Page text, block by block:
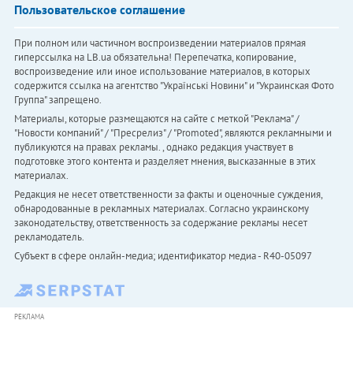
Пользовательское соглашение
При полном или частичном воспроизведении материалов прямая
гиперссылка на LB.ua обязательна! Перепечатка, копирование,
воспроизведение или иное использование материалов, в которых
содержится ссылка на агентство "Українськi Новини" и "Украинская Фото
Группа" запрещено.
Материалы, которые размещаются на сайте с меткой "Реклама" /
"Новости компаний" / "Пресрелиз" / "Promoted", являются рекламными и
публикуются на правах рекламы. , однако редакция участвует в
подготовке этого контента и разделяет мнения, высказанные в этих
материалах.
Редакция не несет ответственности за факты и оценочные суждения,
обнародованные в рекламных материалах. Согласно украинскому
законодательству, ответственность за содержание рекламы несет
рекламодатель.
Субъект в сфере онлайн-медиа; идентификатор медиа - R40-05097
РЕКЛАМА